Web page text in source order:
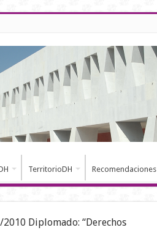
TerritorioDH Recomendaciones
2010 Diplomado: “Derechos